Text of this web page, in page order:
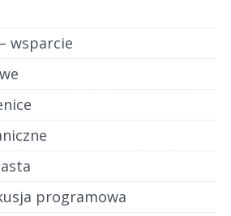
wsparcie
programowa